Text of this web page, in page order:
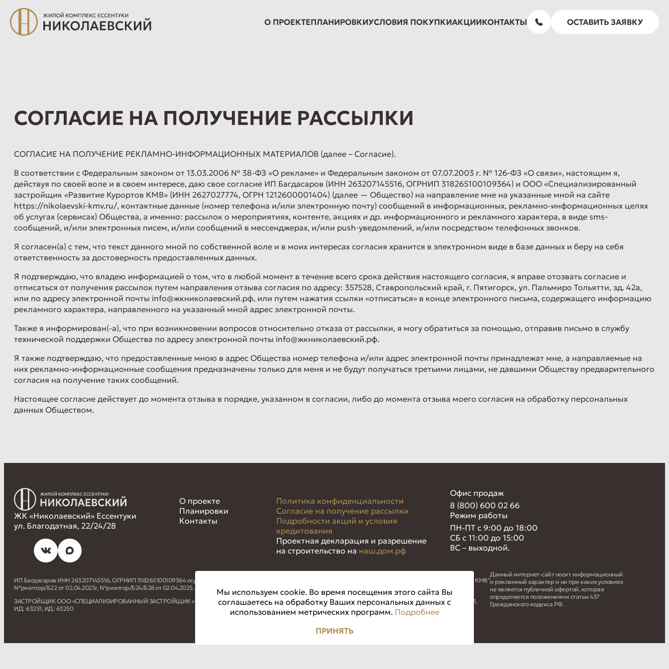
О ПРОЕКТЕПЛАНИРОВКИУСЛОВИЯ ПОКУПКИАКЦИИКОНТАКТЫ ОСТАВИТЬ ЗАЯВКУ
СОГЛАСИЕ НА ПОЛУЧЕНИЕ РАССЫЛКИ
СОГЛАСИЕ НА ПОЛУЧЕНИЕ РЕКЛАМНО-ИНФОРМАЦИОННЫХ МАТЕРИАЛОВ (далее – Согласие).
В соответствии с Федеральным законом от 13.03.2006 № 38-ФЗ «О рекламе» и Федеральным законом от 07.07.2003 г. № 126-ФЗ «О связи», настоящим я,
действуя по своей воле и в своем интересе, даю свое согласие ИП Багдасаров (ИНН 263207145516, ОГРНИП 318265100109364) и ООО «Специализированный
застройщик «Развитие Курортов КМВ» (ИНН 2627027774, ОГРН 1212600001404) (далее — Общество) на направление мне на указанные мной на сайте
https://nikolaevski-kmv.ru/, контактные данные (номер телефона и/или электронную почту) сообщений в информационных, рекламно-информационных целях
об услугах (сервисах) Общества, а именно: рассылок о мероприятиях, контенте, акциях и др. информационного и рекламного характера, в виде sms-
сообщений, и/или электронных писем, и/или сообщений в мессенджерах, и/или push-уведомлений, и/или посредством телефонных звонков.
Я согласен(а) с тем, что текст данного мной по собственной воле и в моих интересах согласия хранится в электронном виде в базе данных и беру на себя
ответственность за достоверность предоставленных данных.
Я подтверждаю, что владею информацией о том, что в любой момент в течение всего срока действия настоящего согласия, я вправе отозвать согласие и
отписаться от получения рассылок путем направления отзыва согласия по адресу: 357528, Ставропольский край, г. Пятигорск, ул. Пальмиро Тольятти, зд. 42а,
или по адресу электронной почты info@жкниколаевский.рф, или путем нажатия ссылки «отписаться» в конце электронного письма, содержащего информацию
рекламного характера, направленного на указанный мной адрес электронной почты.
Также я информирован(-а), что при возникновении вопросов относительно отказа от рассылки, я могу обратиться за помощью, отправив письмо в службу
технической поддержки Общества по адресу электронной почты info@жкниколаевский.рф.
Я также подтверждаю, что предоставленные мною в адрес Общества номер телефона и/или адрес электронной почты принадлежат мне, а направляемые на
них рекламно-информационные сообщения предназначены только для меня и не будут получаться третьими лицами, не давшими Обществу предварительного
согласия на получение таких сообщений.
Настоящее согласие действует до момента отзыва в порядке, указанном в согласии, либо до момента отзыва моего согласия на обработку персональных
данных Обществом.
ЖК «Николаевский» Ессентуки
ул. Благодатная, 22/24/28
О проекте
Планировки
Контакты
Политика конфиденциальности
Согласие на получение рассылки
Подробности акций и условия
кредитования
Проектная декларация и разрешение
на строительство на наш.дом.рф
Офис продаж
8 (800) 600 02 66
Режим работы
ПН-ПТ с 9:00 до 18:00
СБ с 11:00 до 15:00
ВС – выходной.
ИП Багдасаров ИНН 263207145516, ОГРНИП 318265100109364 осуществляет свою деятельность на основании эксклюзивного договора с ООО "СЗ Развитие Курортов КМВ"
№риелтор/Б22 от 02.04.2025г, №риэлтор/Б24/Б28 от 02.04.2025.
ЗАСТРОЙЩИК ООО «СПЕЦИАЛИЗИРОВАННЫЙ ЗАСТРОЙЩИК «РАЗВИТИЕ КУРОРТОВ КМВ“ ОГРН 1212600001404 ИНН 2627027774; ИД: 63930, ИД: 63788, ИД: 63431,
ИД: 63251, ИД: 63250
Данный интернет-сайт носит информационный
и рекламный характер и ни при каких условиях
не является публичной офертой, которая
определяется положениями статьи 437
Гражданского кодекса РФ.
Мы используем cookie. Во время посещения этого сайта Вы
соглашаетесь на обработку Ваших персональных данных с
использованием метрических программ. Подробнее
ПРИНЯТЬ